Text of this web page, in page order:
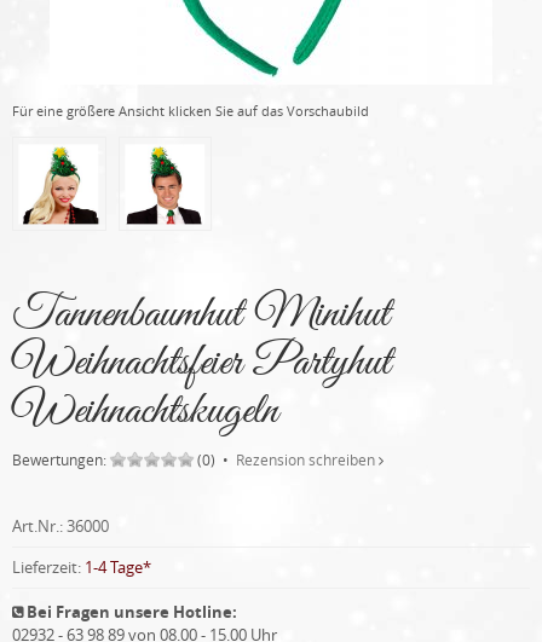
Für eine größere Ansicht klicken Sie auf das Vorschaubild
Tannenbaumhut Minihut
Weihnachtsfeier Partyhut
Weihnachtskugeln
Bewertungen: (0) • Rezension schreiben
Art.Nr.:36000
Lieferzeit: 1-4 Tage*
Bei Fragen unsere Hotline:
02932 - 63 98 89 von 08.00 - 15.00 Uhr